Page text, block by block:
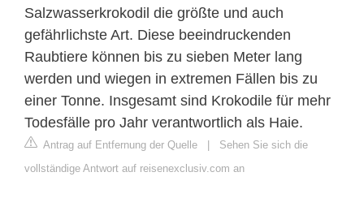
Salzwasserkrokodil die größte und auch
gefährlichste Art. Diese beeindruckenden
Raubtiere können bis zu sieben Meter lang
werden und wiegen in extremen Fällen bis zu
einer Tonne. Insgesamt sind Krokodile für mehr
Todesfälle pro Jahr verantwortlich als Haie.
Antrag auf Entfernung der Quelle | Sehen Sie sich die
vollständige Antwort auf reisenexclusiv.com an